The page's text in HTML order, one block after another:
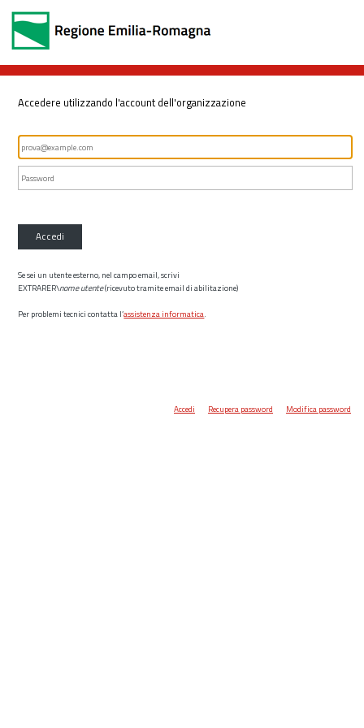
Accedere utilizzando l'account dell'organizzazione
Accedi
Se sei un utente esterno, nel campo email, scrivi
EXTRARER\nome utente(ricevuto tramite email di abilitazione)
Per problemi tecnici contatta l’assistenza informatica.
Accedi Recupera password Modifica password